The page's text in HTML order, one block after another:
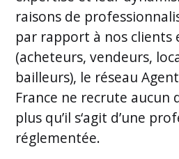
raisons de
par rapport à nos clients
(acheteurs, vendeurs,
bailleurs), le réseau
France ne recrute aucun
plus qu’il s‘agit d’une
réglementée.